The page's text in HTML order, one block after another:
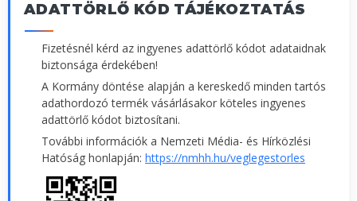
ADATTÖRLŐ KÓD TÁJÉKOZTATÁS
Fizetésnél kérd az ingyenes adattörlő kódot adataidnak
biztonsága érdekében!
A Kormány döntése alapján a kereskedő minden tartós
adathordozó termék vásárlásakor köteles ingyenes
adattörlő kódot biztosítani.
További információk a Nemzeti Média- és Hírközlési
Hatóság honlapján: https://nmhh.hu/veglegestorles